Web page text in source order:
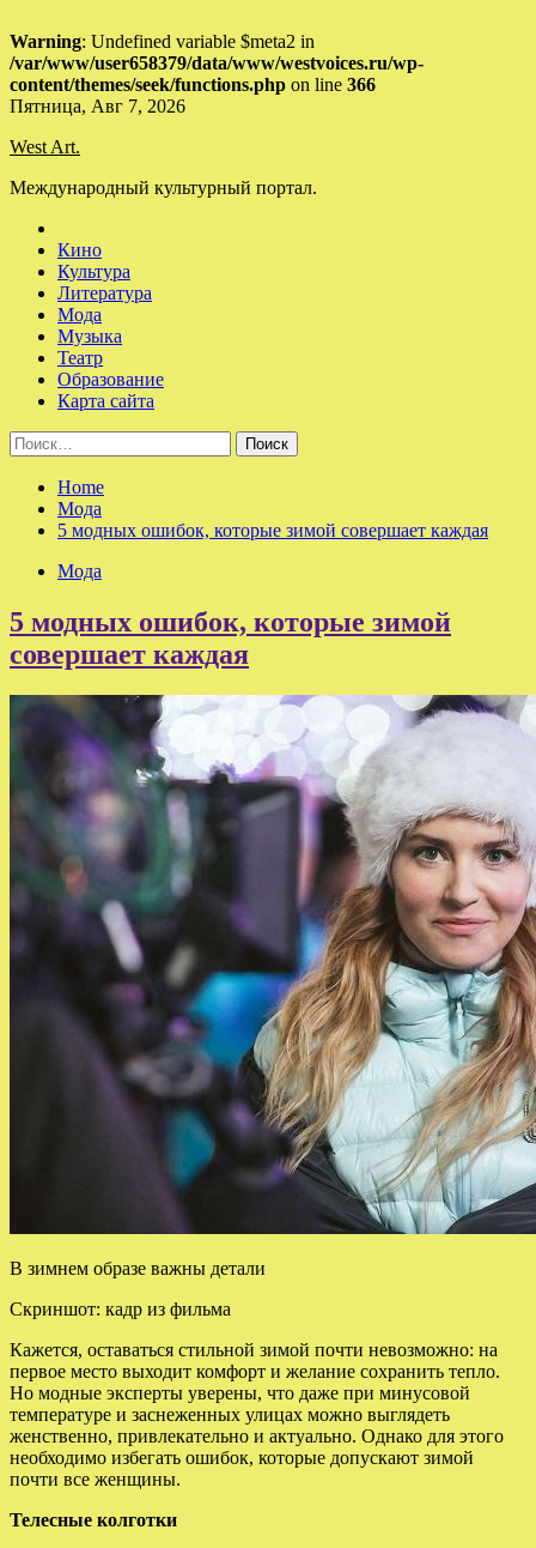
Warning: Undefined variable $meta2 in
/var/www/user658379/data/www/westvoices.ru/wp-
content/themes/seek/functions.php on line 366
Skip
content
Пятница, Авг 7, 2026
West Art.
Международный культурный портал.
Кино
Культура
Литература
Мода
Музыка
Театр
Образование
Карта сайта
Найти:
Home
Мода
5 модных ошибок, которые зимой совершает каждая
Мода
5 модных ошибок, которые зимой
совершает каждая
В зимнем образе важны детали
Скриншот: кадр из фильма
Кажется, оставаться стильной зимой почти невозможно: на
первое место выходит комфорт и желание сохранить тепло.
Но модные эксперты уверены, что даже при минусовой
температуре и заснеженных улицах можно выглядеть
женственно, привлекательно и актуально. Однако для этого
необходимо избегать ошибок, которые допускают зимой
почти все женщины.
Телесные колготки